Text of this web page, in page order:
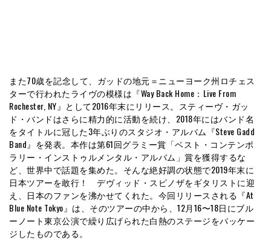
また70歳を記念して、ガッドの地元＝ニューヨーク州ロチェス
ターで行われたライヴの模様は『Way Back Home：Live From
Rochester, NY』として2016年末にリリース。スティーヴ・ガッ
ド・バンドはさらに精力的に活動を続け、2018年にはバンド名
をタイトルに冠した3年ぶりのスタジオ・アルバム『Steve Gadd
Band』を発表。本作は第61回グラミー賞「ベスト・コンテンポ
ラリー・インストゥルメンタル・アルバム」賞を獲得するな
ど、世界中で話題を集めた。そんな絶好調の状態で2019年末に
日本ツアーを敢行！ デヴィッド・スピノザをギタリストに迎
え、日本のファンを沸かせてくれた。今回リリースされる『At
Blue Note Tokyo』は、そのツアーの中から、12月16〜18日にブル
ーノート東京公演で繰り広げられた白熱のステージをパッケー
ジしたものである。